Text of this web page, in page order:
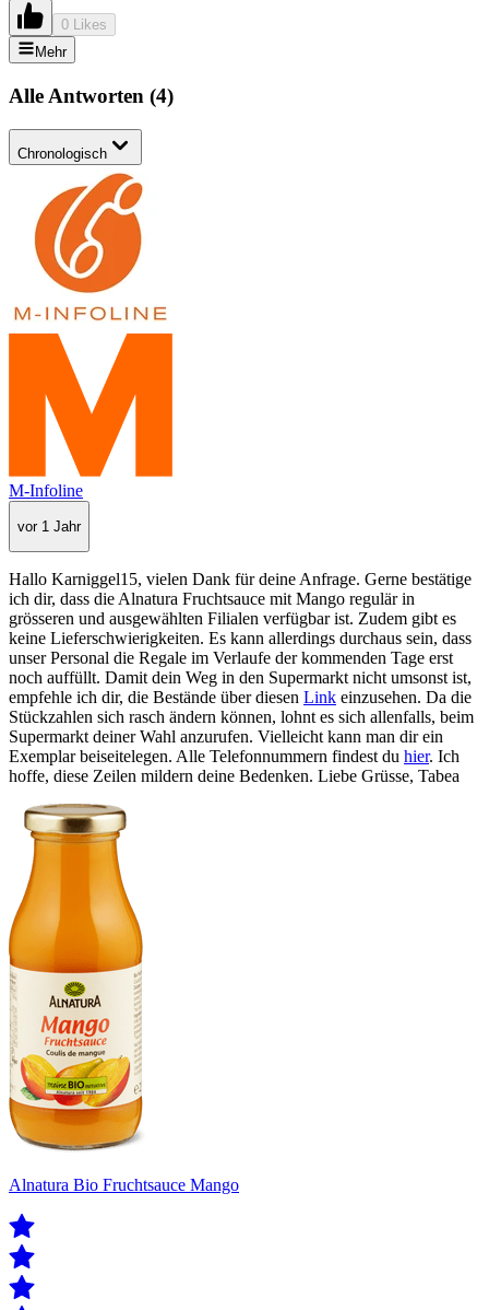
0 Likes
Mehr
Alle Antworten (4)
Chronologisch
M-Infoline
vor 1 Jahr
Hallo Karniggel15, vielen Dank für deine Anfrage. Gerne bestätige
ich dir, dass die Alnatura Fruchtsauce mit Mango regulär in
grösseren und ausgewählten Filialen verfügbar ist. Zudem gibt es
keine Lieferschwierigkeiten. Es kann allerdings durchaus sein, dass
unser Personal die Regale im Verlaufe der kommenden Tage erst
noch auffüllt. Damit dein Weg in den Supermarkt nicht umsonst ist,
empfehle ich dir, die Bestände über diesen Link einzusehen. Da die
Stückzahlen sich rasch ändern können, lohnt es sich allenfalls, beim
Supermarkt deiner Wahl anzurufen. Vielleicht kann man dir ein
Exemplar beiseitelegen. Alle Telefonnummern findest du hier. Ich
hoffe, diese Zeilen mildern deine Bedenken. Liebe Grüsse, Tabea
Alnatura Bio Fruchtsauce Mango